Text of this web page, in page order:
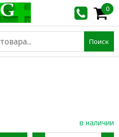
0
Поиск
в наличии